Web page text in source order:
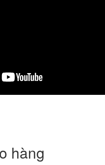
hàng